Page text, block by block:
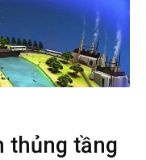
thủng tầng